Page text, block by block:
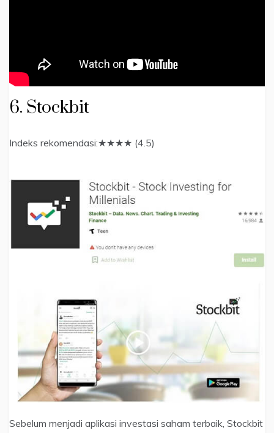
6. Stockbit
Indeks rekomendasi:★★★★ (4.5)
Sebelum menjadi aplikasi investasi saham terbaik, Stockbit